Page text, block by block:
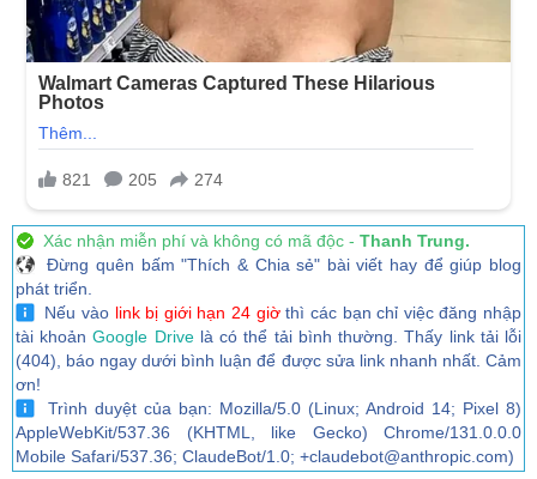
Xác nhận miễn phí và không có mã độc - Thanh Trung.
Đừng quên bấm "Thích & Chia sẻ" bài viết hay để giúp blog
phát triển.
Nếu vào link bị giới hạn 24 giờthì các bạn chỉ việc đăng nhập
tài khoảnGoogle Drivelà có thể tải bình thường. Thấy link tải lỗi
(404), báo ngay dưới bình luận để được sửa link nhanh nhất. Cảm
ơn!
Trình duyệt của bạn: Mozilla/5.0 (Linux; Android 14; Pixel 8)
AppleWebKit/537.36 (KHTML, like Gecko) Chrome/131.0.0.0
Mobile Safari/537.36; ClaudeBot/1.0; +claudebot@anthropic.com)